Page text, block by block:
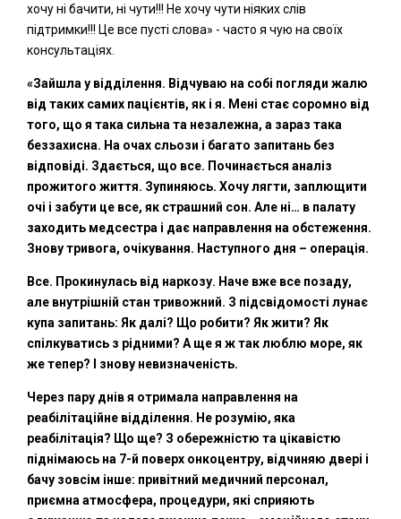
хочу ні бачити, ні чути!!! Не хочу чути ніяких слів
підтримки!!! Це все пусті слова» - часто я чую на своїх
консультаціях.
«Зайшла у відділення. Відчуваю на собі погляди жалю
від таких самих пацієнтів, як і я. Мені стає соромно від
того, що я така сильна та незалежна, а зараз така
беззахисна. На очах сльози і багато запитань без
відповіді. Здається, що все. Починається аналіз
прожитого життя. Зупиняюсь. Хочу лягти, заплющити
очі і забути це все, як страшний сон. Але ні… в палату
заходить медсестра і дає направлення на обстеження.
Знову тривога, очікування. Наступного дня – операція.
Все. Прокинулась від наркозу. Наче вже все позаду,
але внутрішній стан тривожний. З підсвідомості лунає
купа запитань: Як далі? Що робити? Як жити? Як
спілкуватись з рідними? А ще я ж так люблю море, як
же тепер? І знову невизначеність.
Через пару днів я отримала направлення на
реабілітаційне відділення. Не розумію, яка
реабілітація? Що ще? З обережністю та цікавістю
піднімаюсь на 7-й поверх онкоцентру, відчиняю двері і
бачу зовсім інше: привітний медичний персонал,
приємна атмосфера, процедури, які сприяють